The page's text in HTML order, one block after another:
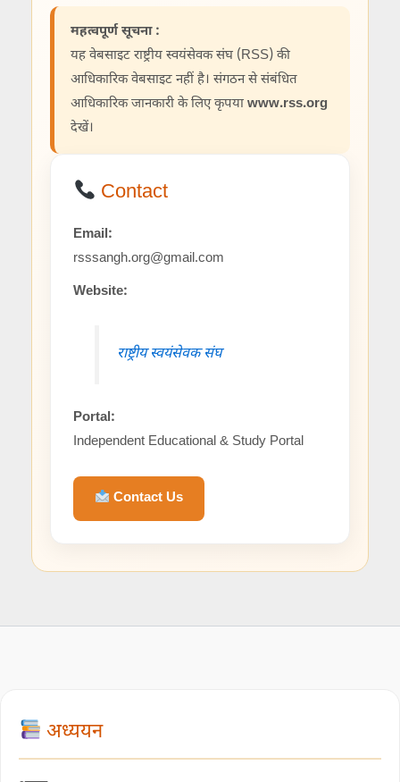
महत्वपूर्ण सूचना :
यह वेबसाइट राष्ट्रीय स्वयंसेवक संघ (RSS) की
आधिकारिक वेबसाइट नहीं है। संगठन से संबंधित
आधिकारिक जानकारी के लिए कृपया www.rss.org
देखें।
Contact
Email:
rsssangh.org@gmail.com
Website:
राष्ट्रीय स्वयंसेवक संघ
Portal:
Independent Educational & Study Portal
Contact Us
अध्ययन